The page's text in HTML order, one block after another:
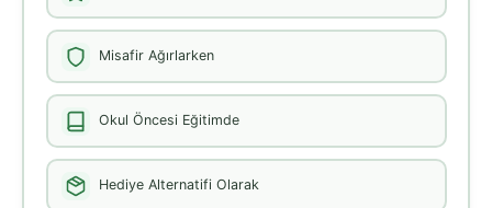
Misafir Ağırlarken
Okul Öncesi Eğitimde
Hediye Alternatifi Olarak